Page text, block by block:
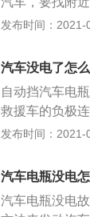
援的车子的电
断掉正极连接
下高速后就近
带着电瓶夹即
不好打火，就
发布时间：
汽车没电了怎
自动挡汽车电
救援车的负极
意正负接触短
为电能，通常
成，电解液是
是比能量低（
发布时间：2021-
汽车电瓶没电
汽车电瓶没电